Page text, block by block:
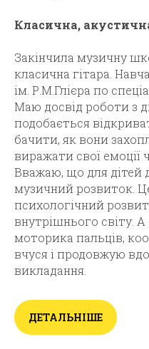
Класична,
Закінчила музичну
класична гітара.
ім. Р.М.Глієра по
Маю досвід роботи з
подобається
бачити, як вони
виражати свої емоції
Вважаю, що для дітей
музичний розвиток.
психологічний
внутрішнього світу.
моторика пальців,
вчуся і продовжую
викладання.
ДЕТАЛЬНІШЕ